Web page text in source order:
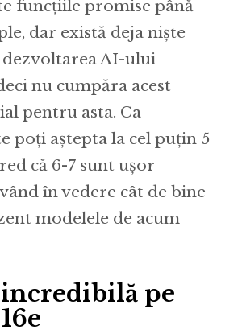
funcțiile promise până
dar există deja niște
AI-ului
nu cumpăra acest
pentru asta. Ca
poți aștepta la cel puțin 5
că 6-7 sunt ușor
în vedere cât de bine
modelele de acum
pe